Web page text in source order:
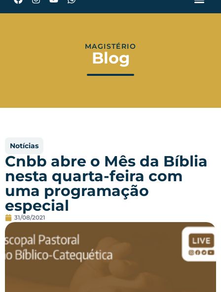
MAGISTÉRIO
Blog
Notícias
Cnbb abre o Mês da Bíblia
nesta quarta-feira com
uma programação
especial
31/08/2021